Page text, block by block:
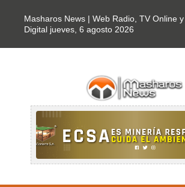
Masharos News | Web Radio, TV Online
Digital jueves, 6 agosto 2026